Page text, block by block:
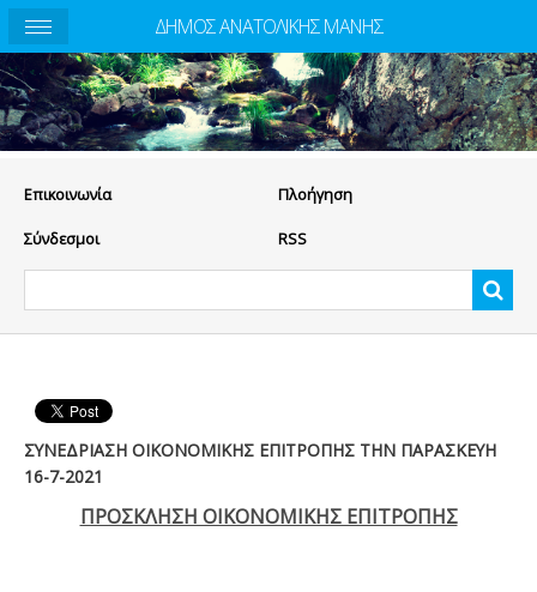
Eπικοινωνία Πλοήγηση
Σύνδεσμοι RSS
ΣΥΝΕΔΡΙΑΣΗ ΟΙΚΟΝΟΜΙΚΗΣ ΕΠΙΤΡΟΠΗΣ ΤΗΝ ΠΑΡΑΣΚΕΥΗ
16-7-2021
ΠΡΟΣΚΛΗΣΗ ΟΙΚΟΝΟΜΙΚΗΣ ΕΠΙΤΡΟΠΗΣ
ΔΗΜΟΣ ΑΝΑΤΟΛΙΚΗΣ ΜΑΝΗΣ